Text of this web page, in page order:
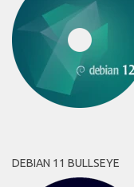
DEBIAN 11 BULLSEYE